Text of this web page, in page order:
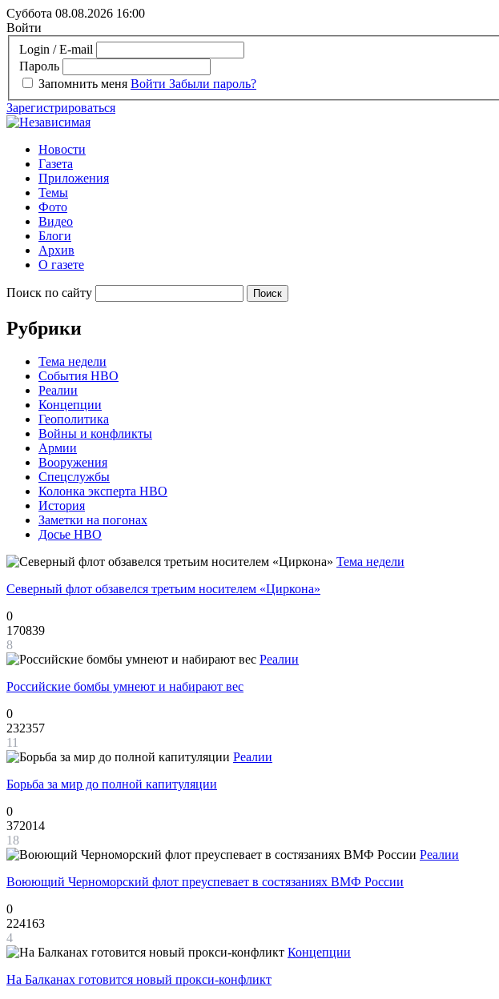
Суббота 08.08.2026 16:00
Войти
Login / E-mail
Пароль
Запомнить меня Войти Забыли пароль?
Зарегистрироваться
Новости
Газета
Приложения
Темы
Фото
Видео
Блоги
Архив
О газете
Поиск по сайту
Рубрики
Тема недели
События НВО
Реалии
Концепции
Геополитика
Войны и конфликты
Армии
Вооружения
Спецслужбы
Колонка эксперта НВО
История
Заметки на погонах
Досье НВО
Тема недели
Северный флот обзавелся третьим носителем «Циркона»
0
170839
8
Реалии
Российские бомбы умнеют и набирают вес
0
232357
11
Реалии
Борьба за мир до полной капитуляции
0
372014
18
Реалии
Воюющий Черноморский флот преуспевает в состязаниях ВМФ России
0
224163
4
Концепции
На Балканах готовится новый прокси-конфликт